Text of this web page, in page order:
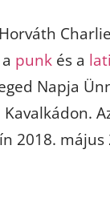
punk és a
Napja
2018. május